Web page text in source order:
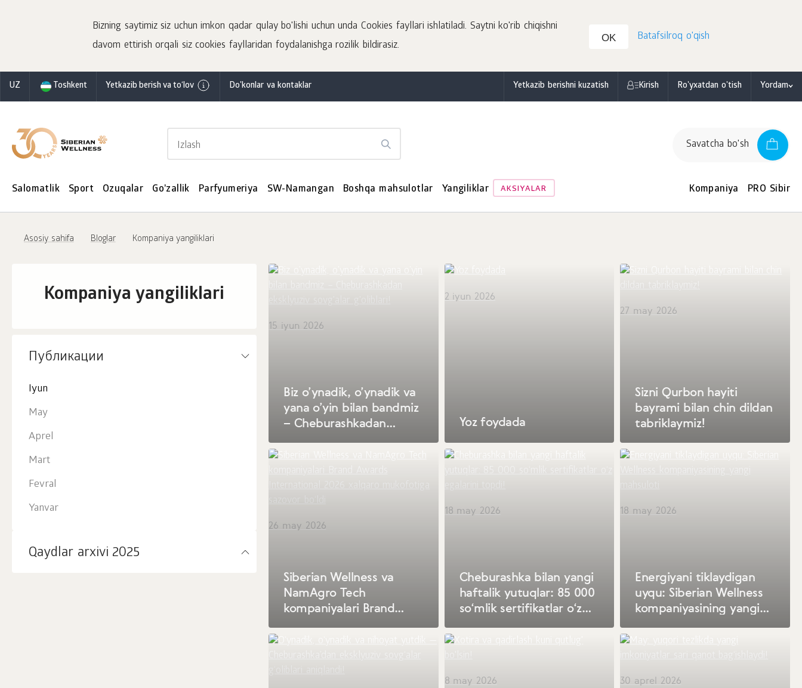
Bizning saytimiz siz uchun imkon qadar qulay bo'lishi uchun unda Cookies fayllari ishlatiladi. Saytni ko'rib chiqishni
davom ettirish orqali siz cookies fayllaridan foydalanishga rozilik bildirasiz.
OK Batafsilroq o'qish
UZ Toshkent Yetkazib berish va to‘lov Do'konlar va kontaklar Yetkazib berishni kuzatish Kirish Ro'yxatdan o'tish Yordam
Savatcha bo'sh
Salomatlik Sport Ozuqalar Go'zallik Parfyumeriya SW-Namangan Boshqa mahsulotlar Yangiliklar AKSIYALAR Kompaniya PRO Sibir
Asosiy sahifa Bloglar Kompaniya yangiliklari
Biz o’ynadik, o’ynadik va
yana o’yin bilan bandmiz
– Cheburashkadan
15 iyun 2026
Yoz foydada
2 iyun 2026
Sizni Qurbon hayiti
bayrami bilan chin dildan
tabriklaymiz!
27 may 2026
Siberian Wellness va
NamAgro Tech
kompaniyalari Brand
26 may 2026
Cheburashka bilan yangi
haftalik yutuqlar: 85 000
so‘mlik sertifikatlar o‘z
18 may 2026
Energiyani tiklaydigan
uyqu: Siberian Wellness
kompaniyasining yangi
18 may 2026
8 may 2026 30 aprel 2026
Kompaniya yangiliklari
Публикации
Iyun
May
Aprel
Mart
Fevral
Yanvar
Qaydlar arxivi 2025